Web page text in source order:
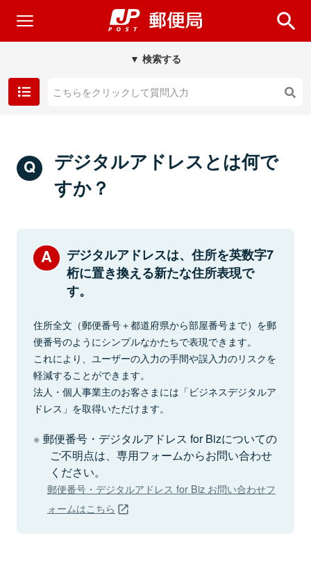
▼ 検索する
デジタルアドレスとは何で
すか？
デジタルアドレスは、住所を英数字7
桁に置き換える新たな住所表現で
す。
住所全文（郵便番号＋都道府県から部屋番号まで）を郵
便番号のようにシンプルなかたちで表現できます。
これにより、ユーザーの入力の手間や誤入力のリスクを
軽減することができます。
法人・個人事業主のお客さまには「ビジネスデジタルア
ドレス」を取得いただけます。
郵便番号・デジタルアドレス for Bizについての
ご不明点は、専用フォームからお問い合わせ
ください。
郵便番号・デジタルアドレス for Biz お問い合わせフ
ォームはこちら